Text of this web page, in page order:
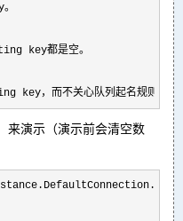
key都是空。
key，而不关心队列起名规则。
来演示（演示前会清空数